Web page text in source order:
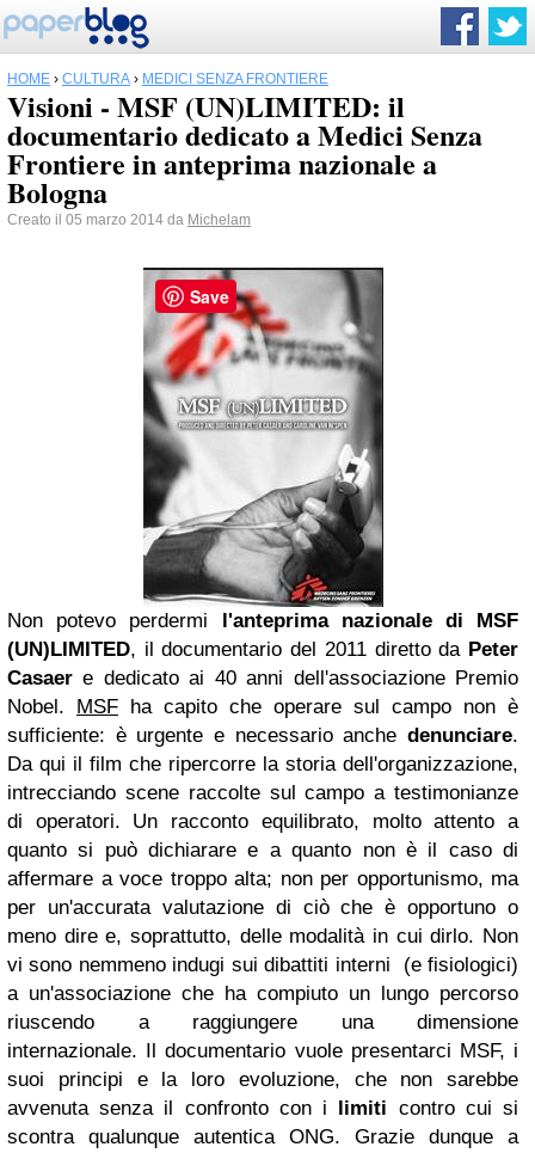
HOME › CULTURA › MEDICI SENZA FRONTIERE
Visioni - MSF (UN)LIMITED: il
documentario dedicato a Medici Senza
Frontiere in anteprima nazionale a
Bologna
Creato il 05 marzo 2014 da Michelam
Non potevo perdermi l'anteprima nazionale di MSF
(UN)LIMITED, il documentario del 2011 diretto da Peter
Casaer e dedicato ai 40 anni dell'associazione Premio
Nobel. MSF ha capito che operare sul campo non è
sufficiente: è urgente e necessario anche denunciare.
Da qui il film che ripercorre la storia dell'organizzazione,
intrecciando scene raccolte sul campo a testimonianze
di operatori. Un racconto equilibrato, molto attento a
quanto si può dichiarare e a quanto non è il caso di
affermare a voce troppo alta; non per opportunismo, ma
per un'accurata valutazione di ciò che è opportuno o
meno dire e, soprattutto, delle modalità in cui dirlo. Non
vi sono nemmeno indugi sui dibattiti interni (e fisiologici)
a un'associazione che ha compiuto un lungo percorso
riuscendo a raggiungere una dimensione
internazionale. Il documentario vuole presentarci MSF, i
suoi principi e la loro evoluzione, che non sarebbe
avvenuta senza il confronto con i limiti contro cui si
scontra qualunque autentica ONG.
Grazie dunque a
Save